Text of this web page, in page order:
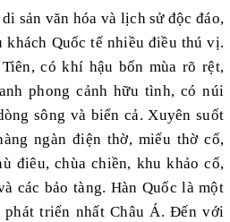
sản văn hóa và lịch sử độc đáo,
khách Quốc tế nhiều điều thú vị.
có khí hậu bốn mùa rõ rệt,
phong cảnh hữu tình, có núi
sông và biển cả. Xuyên suốt
ngàn điện thờ, miếu thờ cổ,
điêu, chùa chiền, khu khảo cổ,
các bảo tàng. Hàn Quốc là một
triển nhất Châu Á. Đến với